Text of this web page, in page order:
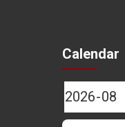
Calendar